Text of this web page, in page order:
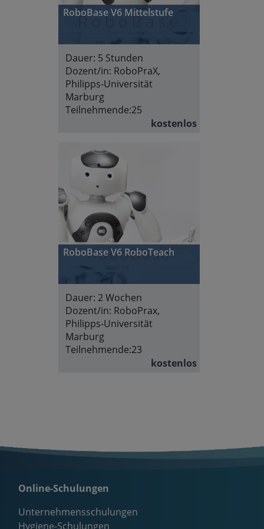
RoboBase V6 Mittelstufe
Dauer: 5 Stunden
Dozent/in: RoboPraX,
Philipps-Universität
Marburg
Teilnehmende:25
kostenlos
RoboBase V6 RoboTeach
Dauer: 2 Wochen
Dozent/in: RoboPrax,
Philipps-Universität
Marburg
Teilnehmende:23
kostenlos
Online-Schulungen
Unternehmensschulungen
Hygiene-Schulungen